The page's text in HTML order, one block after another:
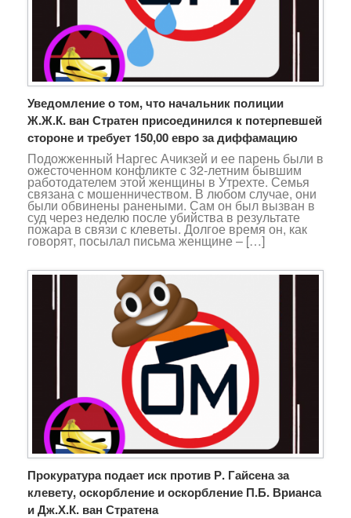
Уведомление о том, что начальник полиции
Ж.Ж.К. ван Стратен присоединился к потерпевшей
стороне и требует 150,00 евро за диффамацию
Подожженный Наргес Ачикзей и ее парень были в
ожесточенном конфликте с 32-летним бывшим
работодателем этой женщины в Утрехте. Семья
связана с мошенничеством. В любом случае, они
были обвинены ранеными. Сам он был вызван в
суд через неделю после убийства в результате
пожара в связи с клеветы. Долгое время он, как
говорят, посылал письма женщине – […]
Прокуратура подает иск против Р. Гайсена за
клевету, оскорбление и оскорбление П.Б. Врианса
и Дж.Х.К. ван Стратена